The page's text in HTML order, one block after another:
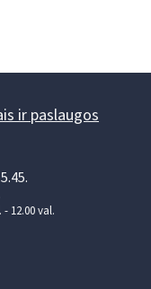
ir paslaugos
12.00 val.